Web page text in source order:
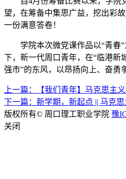
望，在筹备中集思广益，挖出彩
一份满意答卷！
学院本次微党课作品以“青春
下，新一代周口青年，在“临港新
强市”的东风，以昂扬向上、奋勇
上一篇：【我们青年】马克思主
下一篇：新学期，新起点 || 马克
版权所有© 周口理工职业学院 豫
关闭